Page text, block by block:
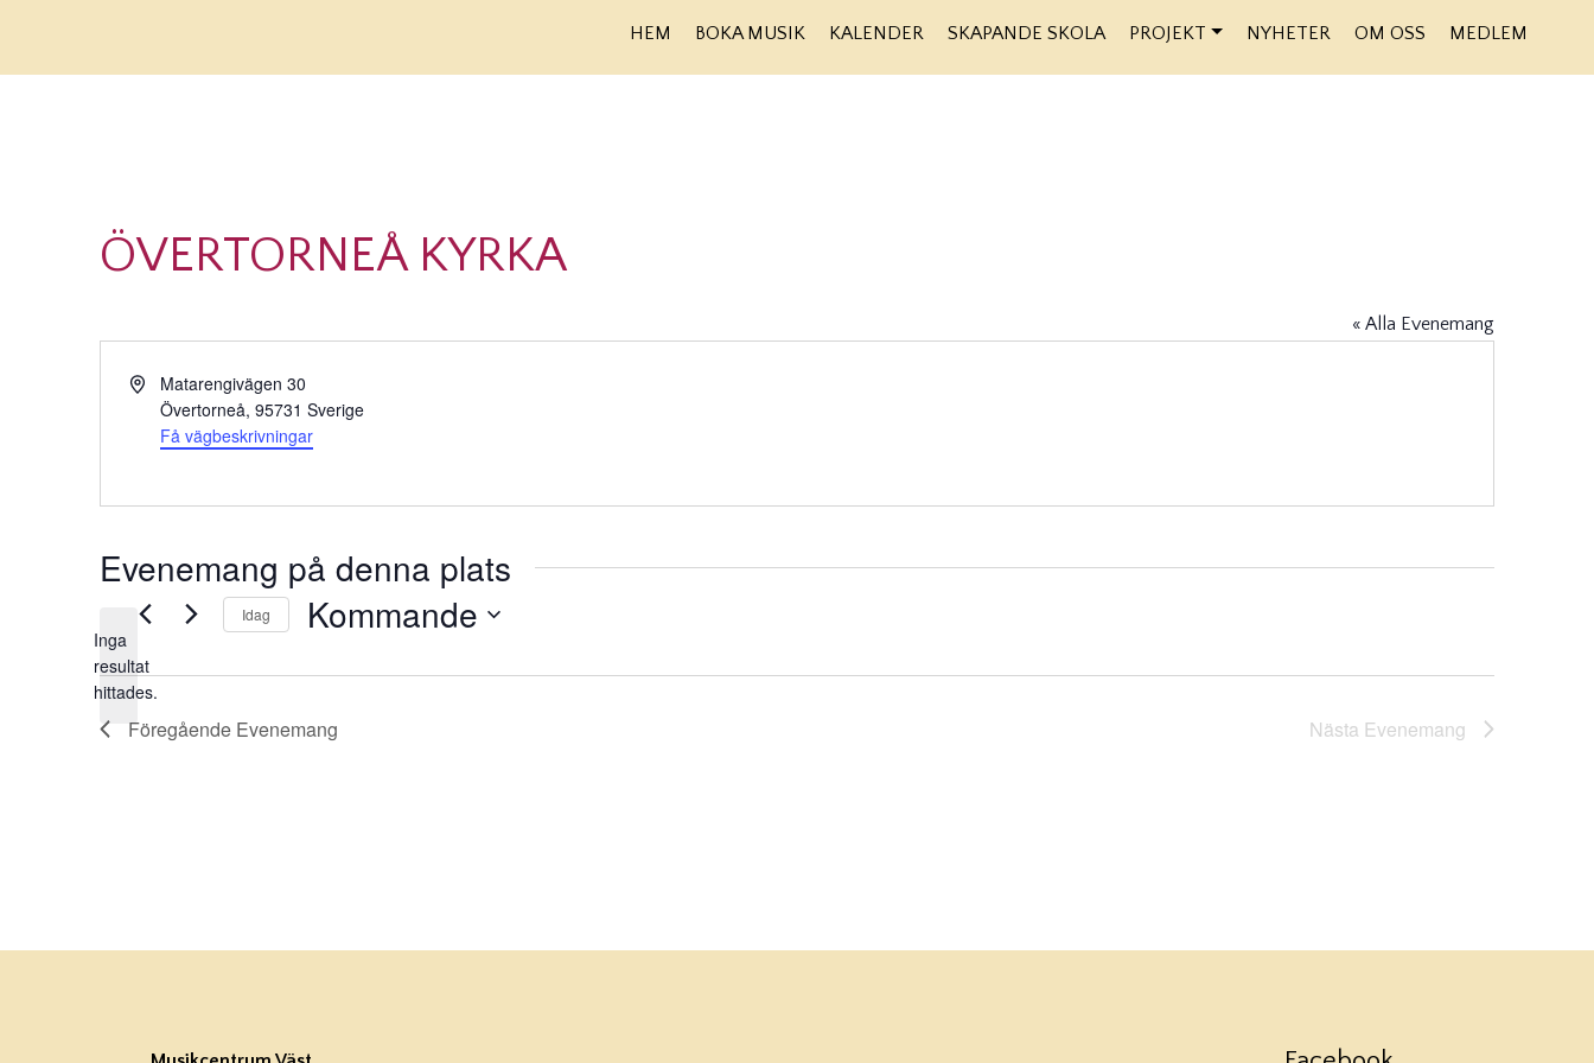
HEM BOKA MUSIK KALENDER SKAPANDE SKOLA PROJEKT NYHETER OM OSS MEDLEM
ÖVERTORNEÅ KYRKA
« Alla Evenemang
AdressMatarengivägen 30
Övertorneå, 95731 Sverige
Få vägbeskrivningar
Evenemang på denna plats
Notis
Inga
resultat
hittades.
Idag Kommande
datum.
Föregående Evenemang Nästa Evenemang